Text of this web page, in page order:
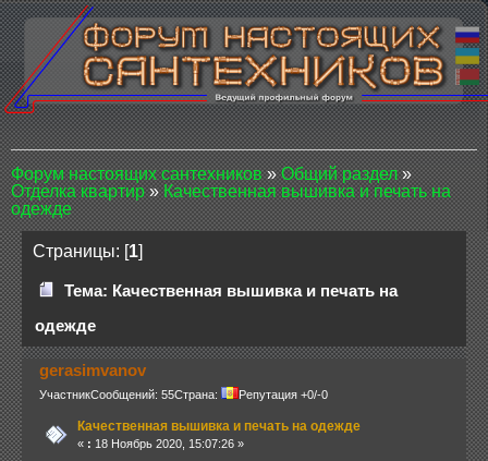
Форум настоящих сантехников»Общий раздел»
Отделка квартир»Качественная вышивка и печать на
одежде
Страницы: [1]
Тема: Качественная вышивка и печать на
одежде
gerasimvanov
УчастникСообщений: 55Страна: Репутация +0/-0
Качественная вышивка и печать на одежде
« : 18 Ноябрь 2020, 15:07:26 »